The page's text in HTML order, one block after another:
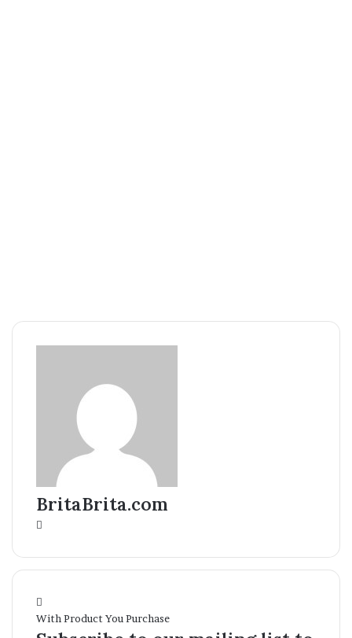
BritaBrita.com
With Product You Purchase